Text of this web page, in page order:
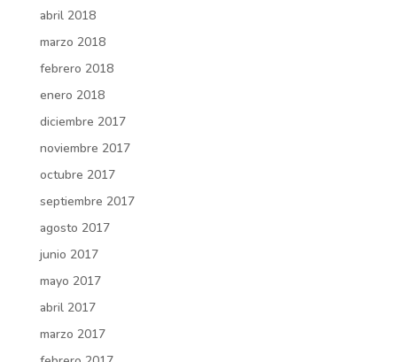
abril 2018
marzo 2018
febrero 2018
enero 2018
diciembre 2017
noviembre 2017
octubre 2017
septiembre 2017
agosto 2017
junio 2017
mayo 2017
abril 2017
marzo 2017